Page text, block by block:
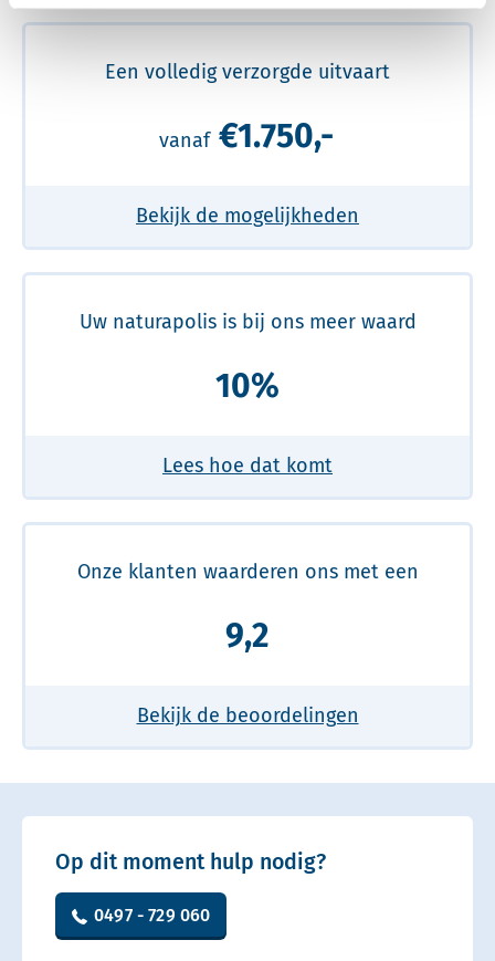
Een volledig verzorgde uitvaart
vanaf €1.750,-
Bekijk de mogelijkheden
Uw naturapolis is bij ons meer waard
10%
Lees hoe dat komt
Onze klanten waarderen ons met een
9,2
Bekijk de beoordelingen
Op dit moment hulp nodig?
0497 - 729 060